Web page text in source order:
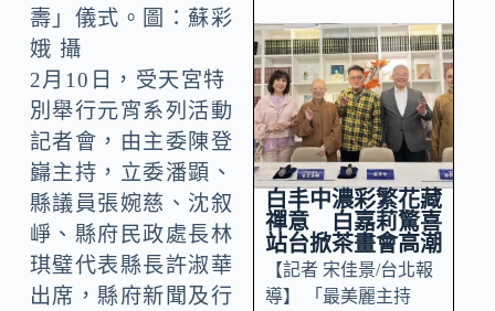
壽」儀式。圖：蘇彩
娥 攝
2月10日，受天宮特
別舉行元宵系列活動
記者會，由主委陳登
巋主持，立委潘顕、
縣議員張婉慈、沈叙
崢、縣府民政處長林
琪璧代表縣長許淑華
出席，縣府新聞及行
白丰中濃彩繁花藏
禪意 白嘉莉驚喜
站台掀茶畫會高潮
【記者 宋佳景/台北報
導】 「最美麗主持